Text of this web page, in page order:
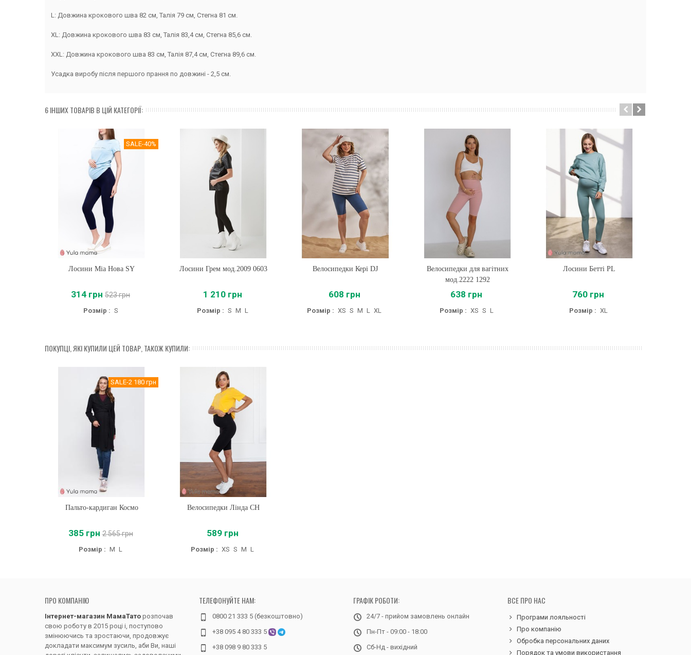
L: Довжина крокового шва 82 см, Талія 79 см, Стегна 81 см.
XL: Довжина крокового шва 83 см, Талія 83,4 см, Стегна 85,6 см.
XXL: Довжина крокового шва 83 см, Талія 87,4 см, Стегна 89,6 см.
Усадка виробу після першого прання по довжині - 2,5 см.
6 ІНШИХ ТОВАРІВ В ЦІЙ КАТЕГОРІЇ:
SALE-40%
Купити
Лосини Міа Нова SY
314 грн 523 грн
Розмір : S
Купити
Лосини Грем мод.2009 0603
1 210 грн
Розмір : S M L
Купити
Велосипедки Кері DJ
608 грн
Розмір : XS S M L XL
Купити
Велосипедки для вагітних
мод.2222 1292
638 грн
Розмір : XS S L
Купити
Лосини Бетті PL
760 грн
Розмір : XL
ПОКУПЦІ, ЯКІ КУПИЛИ ЦЕЙ ТОВАР, ТАКОЖ КУПИЛИ:
SALE-2 180 грн
Купити
Пальто-кардиган Космо
385 грн 2 565 грн
Розмір : M L
Купити
Велосипедки Лінда CH
589 грн
Розмір : XS S M L
ПРО КОМПАНІЮ
Інтернет-магазин МамаТато розпочав
свою роботу в 2015 році і, поступово
змінюючись та зростаючи, продовжує
докладати максимум зусиль, аби Ви, наші
ТЕЛЕФОНУЙТЕ НАМ:
0800 21 333 5 (безкоштовно)
+38 095 4 80 333 5
+38 098 9 80 333 5
ГРАФІК РОБОТИ:
24/7 - прийом замовлень онлайн
Пн-Пт - 09:00 - 18:00
Сб-Нд - вихідний
ВСЕ ПРО НАС
Програми лояльності
Про компанію
Обробка персональних даних
Порядок та умови використання